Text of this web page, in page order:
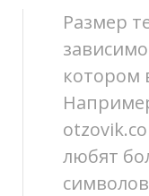
Размер
котором
любят